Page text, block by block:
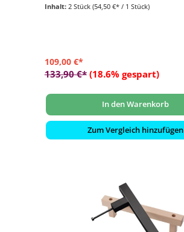
- Öffnungswinkel 180 Grad
Inhalt: 2 Stück (54,50 €* / 1 Stück)
109,00 €*
133,90 €* (18.6% gespart)
In den Warenkorb
Zum Vergleich hinzufügen